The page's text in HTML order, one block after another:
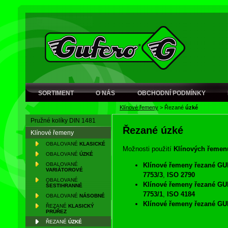
SORTIMENT O NÁS OBCHODNÍ PODMÍNKY
Klínové řemeny > Řezané úzké
Pružné kolíky DIN 1481
Klínové řemeny
OBALOVANÉ KLASICKÉ
OBALOVANÉ ÚZKÉ
OBALOVANÉ
VARIÁTOROVÉ
OBALOVANÉ
ŠESTIHRANNÉ
OBALOVANÉ NÁSOBNÉ
ŘEZANÉ KLASICKÝ
PRŮŘEZ
ŘEZANÉ ÚZKÉ
Řezané úzké
Možnosti použití Klínových
Klínové řemeny řezané
7753/3
ISO 2790
Klínové řemeny řezané
7753/1
ISO 4184
Klínové řemeny řezané